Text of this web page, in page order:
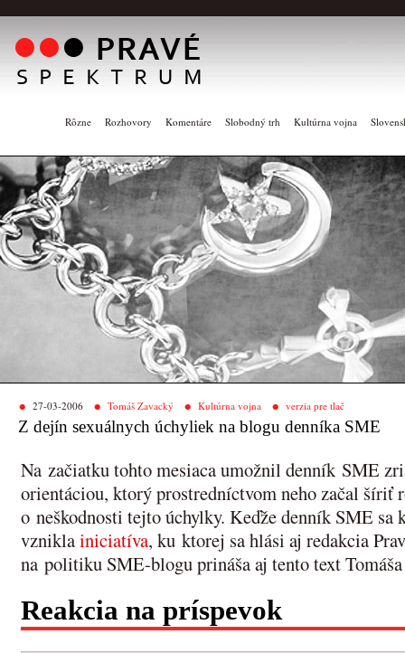
Rôzne Rozhovory Komentáre Slobodný trh Kultúrna vojna
27-03-2006 Tomáš Zavacký Kultúrna vojna verzia pre tlač
Z dejín sexuálnych úchyliek na blogu denníka SME
Na začiatku tohto mesiaca umožnil denník SME
orientáciou, ktorý prostredníctvom neho začal šíriť
o neškodnosti tejto úchylky. Keďže denník SME
vzniklainiciatíva, ku ktorej sa hlási aj redakcia
na politiku SME-blogu prináša aj tento text
Reakcia na príspevok